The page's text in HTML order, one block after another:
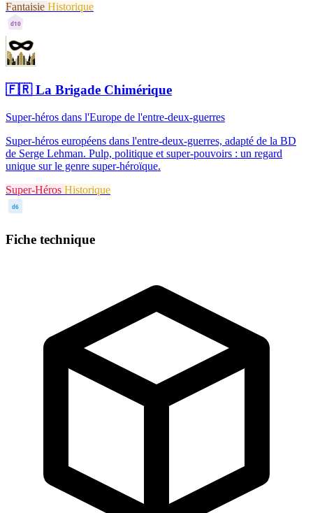
Fantaisie Historique
d10
🇫🇷La Brigade Chimérique
Super-héros dans l'Europe de l'entre-deux-guerres
Super-héros européens dans l'entre-deux-guerres, adapté de la BD
de Serge Lehman. Pulp, politique et super-pouvoirs : un regard
unique sur le genre super-héroïque.
Super-Héros Historique
d6
Fiche technique